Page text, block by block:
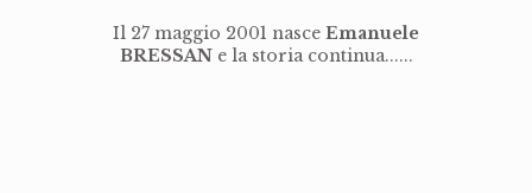
Il 27 maggio 2001 nasce Emanuele
BRESSANe la storia continua......